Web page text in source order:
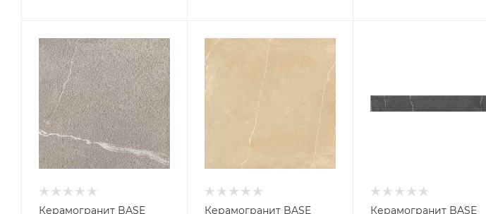
Керамогранит BASE Керамогранит BASE Керамогранит BASE